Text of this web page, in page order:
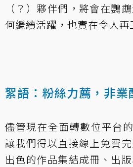
（？）夥伴們，將會在鸚
何繼續活躍，也實在令人再
絮語：粉絲力薦，非業
儘管現在全面轉數位平台的
讓我們得以直接線上免費
出色的作品集結成冊、出